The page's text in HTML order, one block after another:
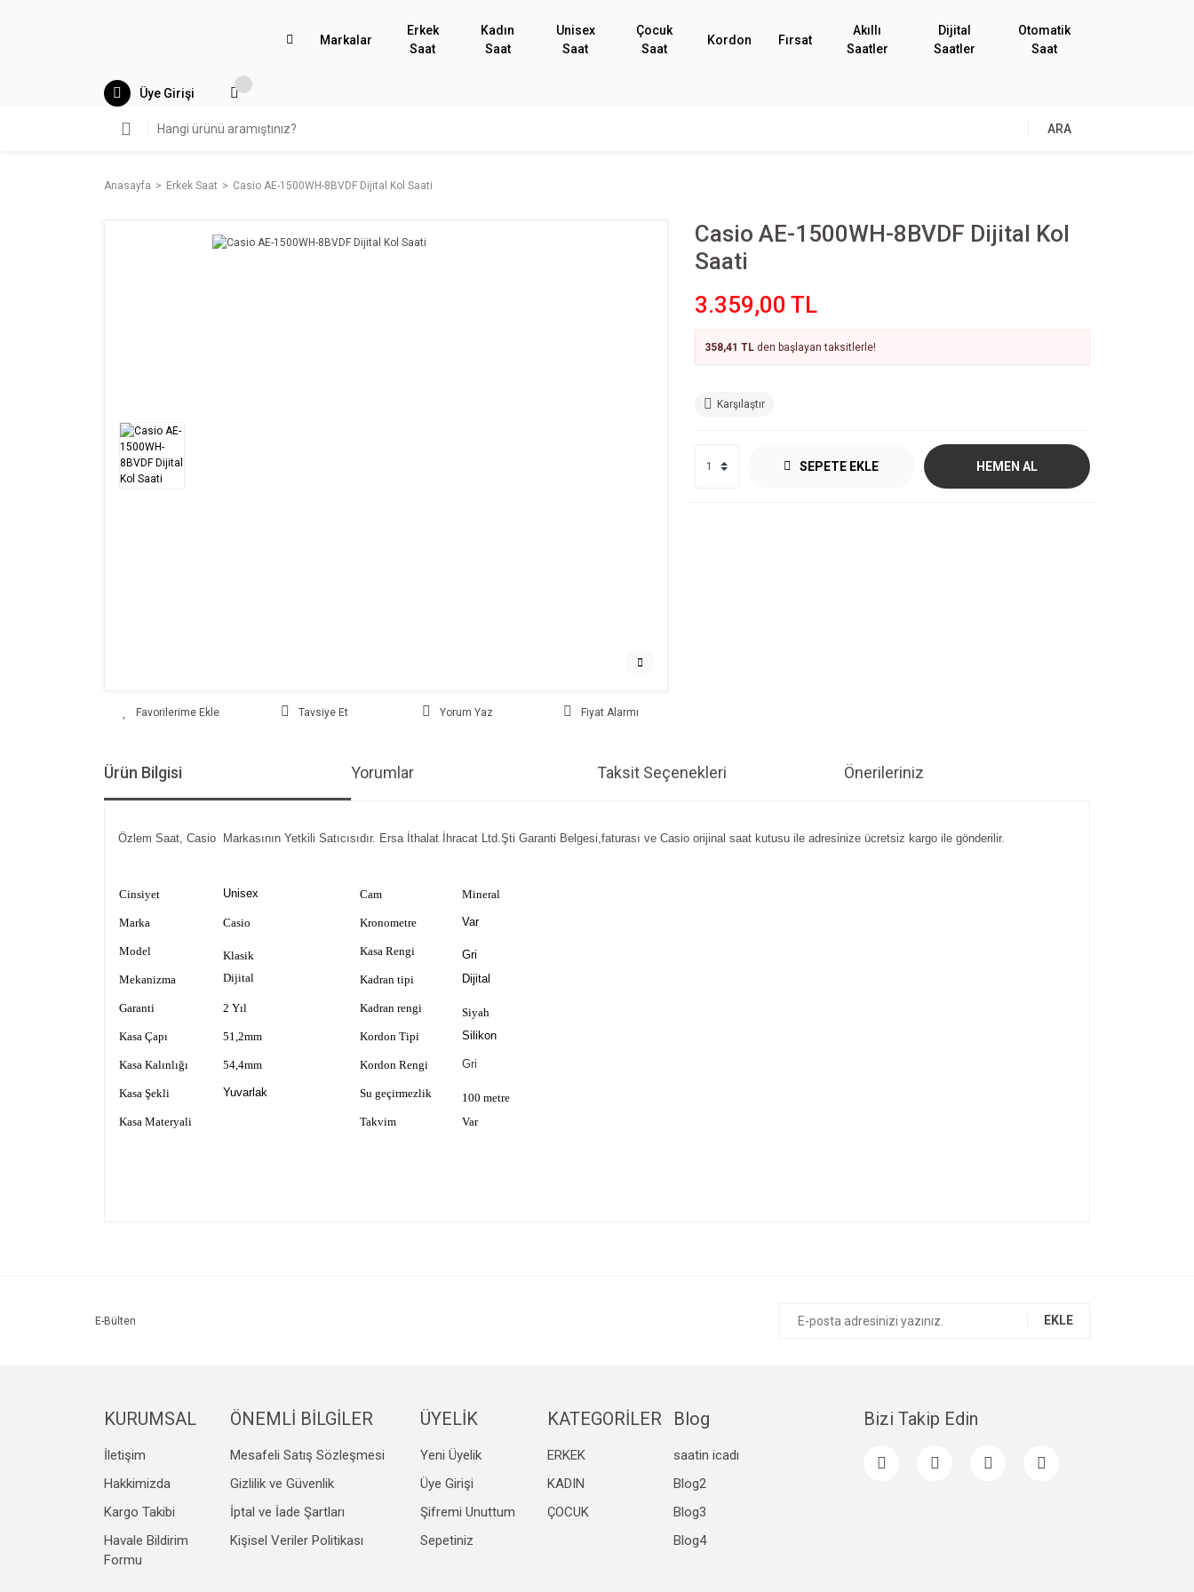
Markalar
Erkek
Saat
Kadın
Saat
Unisex
Saat
Çocuk
Saat
Kordon Fırsat
Akıllı
Saatler
Dijital
Saatler
Otomatik
Saat
Üye Girişi
ARA
Anasayfa Erkek Saat Casio AE-1500WH-8BVDF Dijital Kol Saati
Tavsiye Et Yorum Yaz Fiyat Alarmı
Casio AE-1500WH-8BVDF Dijital Kol
Saati
3.359,00 TL
358,41 TL den başlayan taksitlerle!
Karşılaştır
SEPETE EKLE HEMEN AL
Ürün Bilgisi Yorumlar Taksit Seçenekleri Önerileriniz
Özlem Saat, Casio Markasının Yetkili Satıcısıdır. Ersa İthalat İhracat Ltd.Şti Garanti Belgesi,faturası ve Casio orijinal saat kutusu ile adresinize ücretsiz kargo ile gönderilir.
Cinsiyet Unisex Cam Mineral
Marka Casio Kronometre Var
Model Klasik Kasa Rengi
Gri
Mekanizma
Dijital Kadran tipi Dijital
Garanti 2 Yıl Kadran rengi
Siyah
Kasa Çapı
51,2mm Kordon Tipi Silikon
Kasa Kalınlığı 54,4mm Kordon Rengi Gri
Kasa Şekli Yuvarlak Su geçirmezlik
100 metre
Kasa Materyali
Takvim Var
Gönder
E-Bülten EKLE
KURUMSAL
İletişim
Hakkimizda
Kargo Takibi
Havale Bildirim
Formu
ÖNEMLİ BİLGİLER
Mesafeli Satış Sözleşmesi
Gizlilik ve Güvenlik
İptal ve İade Şartları
Kişisel Veriler Politikası
ÜYELİK
Yeni Üyelik
Üye Girişi
Şifremi Unuttum
Sepetiniz
KATEGORİLER
ERKEK
KADIN
ÇOCUK
Blog
saatin icadı
Blog2
Blog3
Blog4
Bizi Takip Edin